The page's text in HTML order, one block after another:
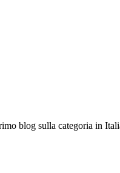
blog sulla categoria in